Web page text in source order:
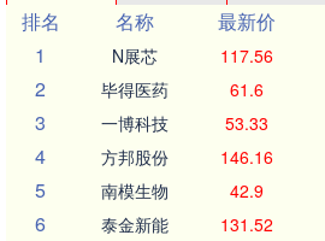
排名
名称 最新价
1
N展芯 117.56
2 毕得医药 61.6
3 一博科技 53.33
4 方邦股份 146.16
5 南模生物 42.9
6 泰金新能 131.52